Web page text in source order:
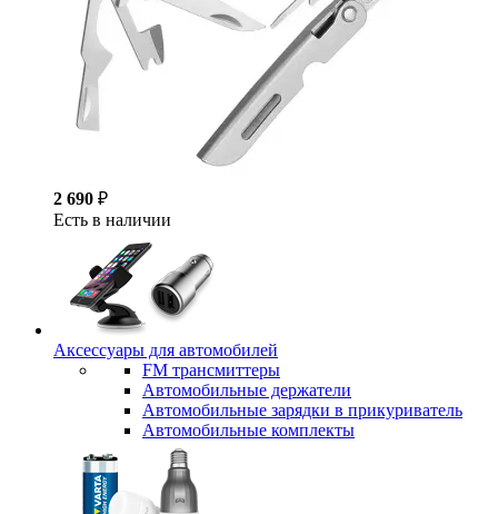
2 690 ₽
Есть в наличии
Аксессуары для автомобилей
FM трансмиттеры
Автомобильные держатели
Автомобильные зарядки в прикуриватель
Автомобильные комплекты